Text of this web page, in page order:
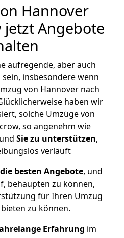
Hannover
jetzt Angebote
aufregende, aber auch
sein, insbesondere wenn
von Hannover nach
haben wir
solche Umzüge von
so angenehm wie
Sie zu unterstützen,
verläuft
besten Angebote, und
behaupten zu können,
für Ihren Umzug
zu können.
Erfahrung im